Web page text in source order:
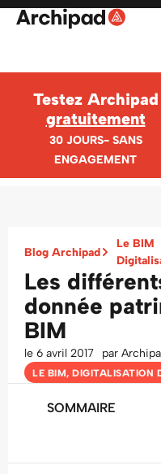
Testez Archipad
gratuitement
30 JOURS- SANS
ENGAGEMENT
Blog Archipad
Le BIM
Les
donnée
BIM
le 6 avril 2017 par
LE BIM, DIGITALISATION
SOMMAIRE